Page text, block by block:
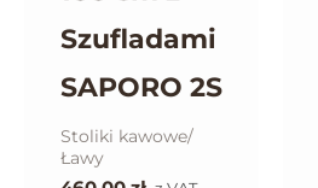
Szufladami
SAPORO 2S
Stoliki kawowe/
Ławy